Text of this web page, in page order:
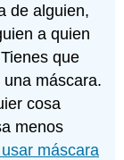
de alguien,
a quien
que
máscara.
cosa
menos
usar máscara